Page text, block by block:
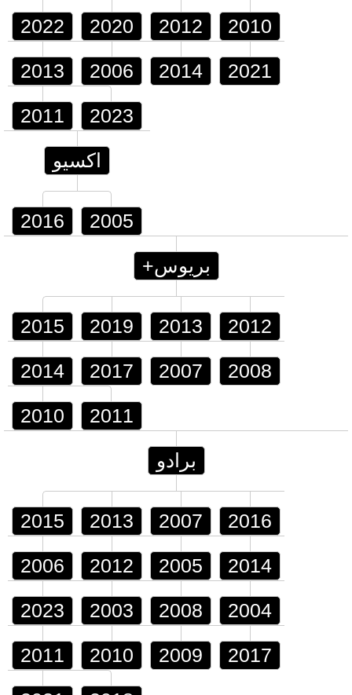
2022 2020 2012 2010
2013 2006 2014 2021
2011 2023
اكسيو
2016 2005
بريوس+
2015 2019 2013 2012
2014 2017 2007 2008
2010 2011
برادو
2015 2013 2007 2016
2006 2012 2005 2014
2023 2003 2008 2004
2011 2010 2009 2017